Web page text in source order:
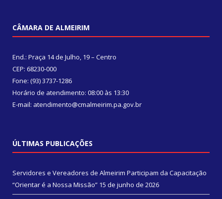
CÂMARA DE ALMEIRIM
End.: Praça 14 de Julho, 19 – Centro
CEP: 68230-000
Fone: (93) 3737-1286
Horário de atendimento: 08:00 às 13:30
E-mail: atendimento@cmalmeirim.pa.gov.br
ÚLTIMAS PUBLICAÇÕES
Servidores e Vereadores de Almeirim Participam da Capacitação
“Orientar é a Nossa Missão” 15 de junho de 2026